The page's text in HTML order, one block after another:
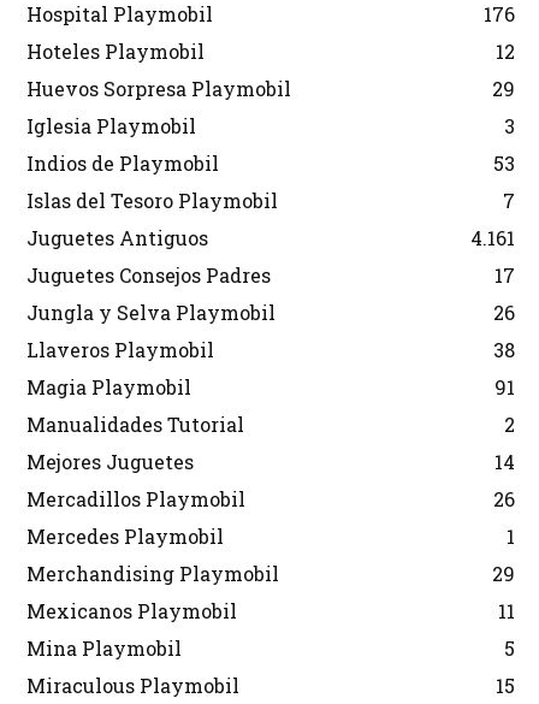
Hospital Playmobil
176
Hoteles Playmobil
12
Huevos Sorpresa Playmobil
29
Iglesia Playmobil
3
Indios de Playmobil
53
Islas del Tesoro Playmobil
7
Juguetes Antiguos
4.161
Juguetes Consejos Padres
17
Jungla y Selva Playmobil
26
Llaveros Playmobil
38
Magia Playmobil
91
Manualidades Tutorial
2
Mejores Juguetes
14
Mercadillos Playmobil
26
Mercedes Playmobil
1
Merchandising Playmobil
29
Mexicanos Playmobil
11
Mina Playmobil
5
Miraculous Playmobil
15